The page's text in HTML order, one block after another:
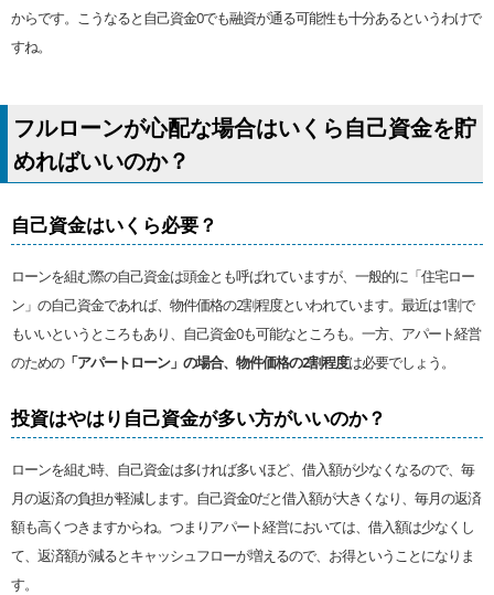
からです。こうなると自己資金0でも融資が通る可能性も十分あるというわけで
すね。
フルローンが心配な場合はいくら自己資金を貯
めればいいのか？
自己資金はいくら必要？
ローンを組む際の自己資金は頭金とも呼ばれていますが、一般的に「住宅ロー
ン」の自己資金であれば、物件価格の2割程度といわれています。最近は1割で
もいいというところもあり、自己資金0も可能なところも。一方、アパート経営
のための「アパートローン」の場合、物件価格の2割程度は必要でしょう。
投資はやはり自己資金が多い方がいいのか？
ローンを組む時、自己資金は多ければ多いほど、借入額が少なくなるので、毎
月の返済の負担が軽減します。自己資金0だと借入額が大きくなり、毎月の返済
額も高くつきますからね。つまりアパート経営においては、借入額は少なくし
て、返済額が減るとキャッシュフローが増えるので、お得ということになりま
す。